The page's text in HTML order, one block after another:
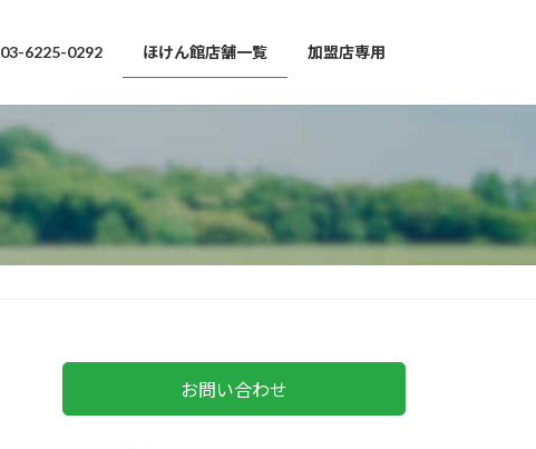
03-6225-0292 ほけん館店舗一覧 加盟店専用
お問い合わせ